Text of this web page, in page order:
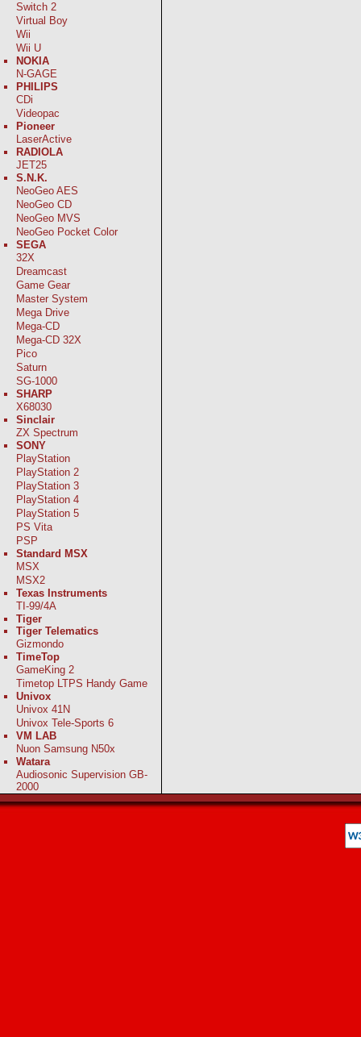
Switch 2
Virtual Boy
Wii
Wii U
NOKIA
N-GAGE
PHILIPS
CDi
Videopac
Pioneer
LaserActive
RADIOLA
JET25
S.N.K.
NeoGeo AES
NeoGeo CD
NeoGeo MVS
NeoGeo Pocket Color
SEGA
32X
Dreamcast
Game Gear
Master System
Mega Drive
Mega-CD
Mega-CD 32X
Pico
Saturn
SG-1000
SHARP
X68030
Sinclair
ZX Spectrum
SONY
PlayStation
PlayStation 2
PlayStation 3
PlayStation 4
PlayStation 5
PS Vita
PSP
Standard MSX
MSX
MSX2
Texas Instruments
TI-99/4A
Tiger
Tiger Telematics
Gizmondo
TimeTop
GameKing 2
Timetop LTPS Handy Game
Univox
Univox 41N
Univox Tele-Sports 6
VM LAB
Nuon Samsung N50x
Watara
Audiosonic Supervision GB-
2000